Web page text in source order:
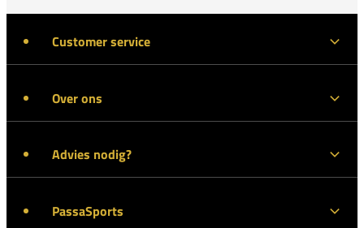
Customer service
Over ons
Advies nodig?
PassaSports